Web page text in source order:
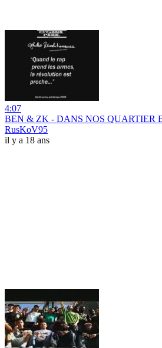
4:07
BEN & ZK - DANS NOS QUARTIER
RusKoV95
il y a 18 ans